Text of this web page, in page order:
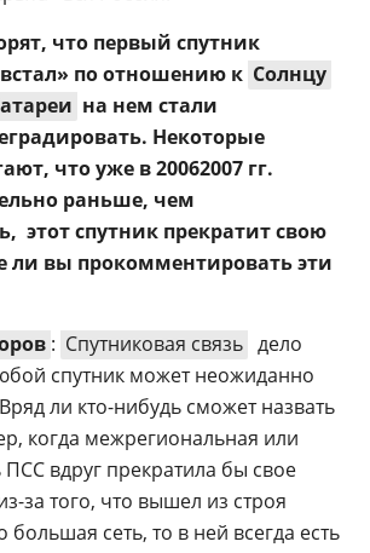
что первый спутник
по отношению к Солнцу
на нем стали
Некоторые
что уже в 20062007 гг. 
раньше, чем
 этот спутник прекратит свою
ли вы прокомментировать эти
: Спутниковая связь  дело
спутник может неожиданно
ли кто-нибудь сможет назвать
когда межрегиональная или
ПСС вдруг прекратила бы свое
за того, что вышел из строя
большая сеть, то в ней всегда есть